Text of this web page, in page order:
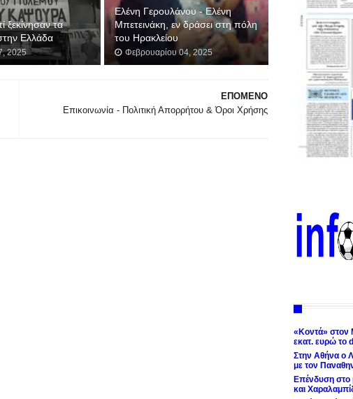
ξεκίνησαν τα
Ελλάδα
2025
Ελένη Γερουλάνου - Ελένη
Μπετεινάκη, εν δράσει στη πόλη
του Ηρακλείου
Φεβρουαρίου 04, 2025
ΕΠΟΜΕΝΟ
Επικοινωνία - Πολιτική Απορρήτου & Όροι Χρήσης
«Κοντά» στον
εκατ. ευρώ το
Στην Αθήνα ο
με τον
Επένδυση
και